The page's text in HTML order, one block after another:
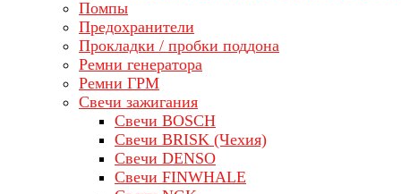
Помпы
Предохранители
Прокладки / пробки поддона
Ремни генератора
Ремни ГРМ
Свечи зажигания
Свечи BOSCH
Свечи BRISK (Чехия)
Свечи DENSO
Свечи FINWHALE